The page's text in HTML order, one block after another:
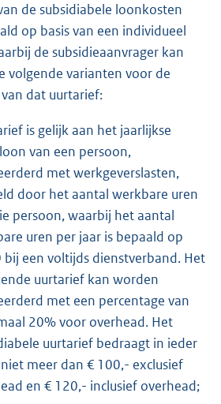
de subsidiabele loonkosten
op basis van een individueel
de subsidieaanvrager kan
volgende varianten voor de
dat uurtarief:
is gelijk aan het jaarlijkse
van een persoon,
met werkgeverslasten,
door het aantal werkbare uren
persoon, waarbij het aantal
uren per jaar is bepaald op
bij een voltijds dienstverband. Het
uurtarief kan worden
met een percentage van
20% voor overhead. Het
uurtarief bedraagt in ieder
meer dan € 100,- exclusief
en € 120,- inclusief overhead;